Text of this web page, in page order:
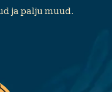
ja palju muud.